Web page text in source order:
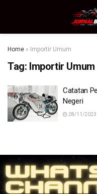
Home » Importir Umum
Tag: Importir Umum
Catatan
Negeri
28/11/2023